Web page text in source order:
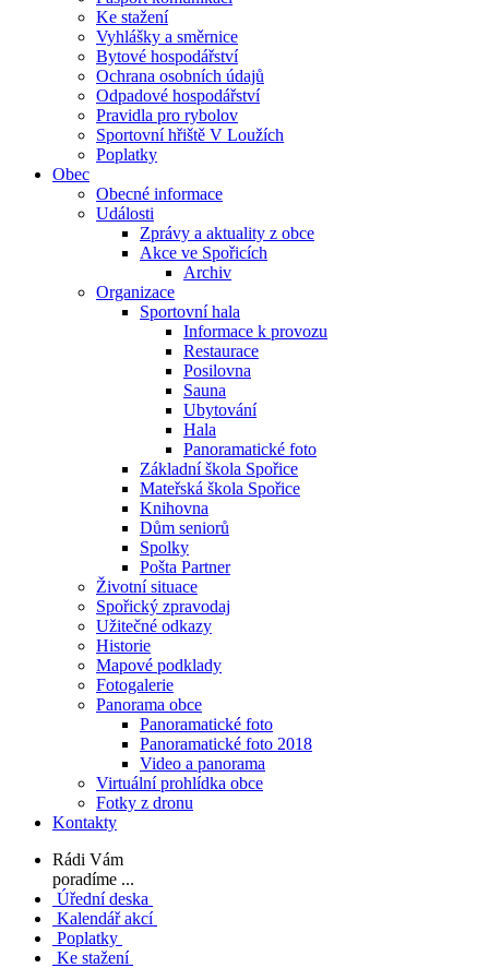
Ke stažení
Vyhlášky a směrnice
Bytové hospodářství
Ochrana osobních údajů
Odpadové hospodářství
Pravidla pro rybolov
Sportovní hřiště V Loužích
Poplatky
Obec
Obecné informace
Události
Zprávy a aktuality z obce
Akce ve Spořicích
Archiv
Organizace
Sportovní hala
Informace k provozu
Restaurace
Posilovna
Sauna
Ubytování
Hala
Panoramatické foto
Základní škola Spořice
Mateřská škola Spořice
Knihovna
Dům seniorů
Spolky
Pošta Partner
Životní situace
Spořický zpravodaj
Užitečné odkazy
Historie
Mapové podklady
Fotogalerie
Panorama obce
Panoramatické foto
Panoramatické foto 2018
Video a panorama
Virtuální prohlídka obce
Fotky z dronu
Kontakty
Rádi Vám
poradíme ...
Úřední deska
Kalendář akcí
Poplatky
Ke stažení